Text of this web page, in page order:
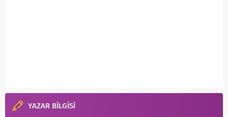
YAZAR BİLGİSİ